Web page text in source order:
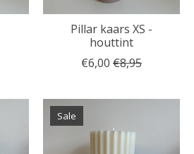
Pillar kaars XS -
houttint
€6,00 €8,95
Sale